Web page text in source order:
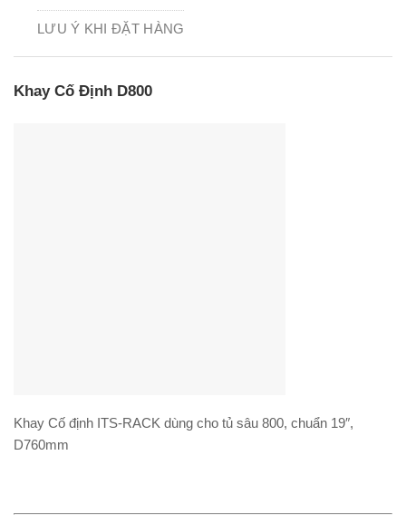
LƯU Ý KHI ĐẶT HÀNG
Khay Cố Định D800
Khay Cố định ITS-RACK dùng cho tủ sâu 800, chuẩn 19″,
D760mm